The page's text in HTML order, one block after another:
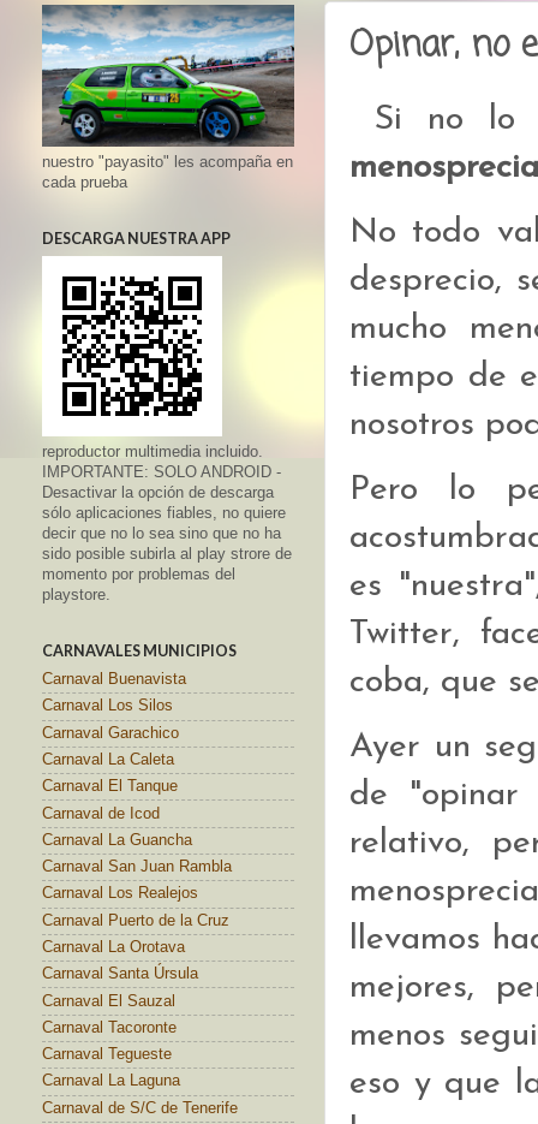
Opinar, no
Si no lo
No todo
desprecio,
mucho
tiempo de
nosotros
Pero lo
es
Twitter,
coba, que
Ayer un
de "opinar
relativo,
llevamos
mejores,
menos
eso y que
nuestro "payasito" les acompaña en
cada prueba
DESCARGA NUESTRA APP
reproductor multimedia incluido.
IMPORTANTE: SOLO ANDROID -
Desactivar la opción de descarga
sólo aplicaciones fiables, no quiere
decir que no lo sea sino que no ha
sido posible subirla al play strore de
momento por problemas del
playstore.
CARNAVALES MUNICIPIOS
Carnaval Buenavista
Carnaval Los Silos
Carnaval Garachico
Carnaval La Caleta
Carnaval El Tanque
Carnaval de Icod
Carnaval La Guancha
Carnaval San Juan Rambla
Carnaval Los Realejos
Carnaval Puerto de la Cruz
Carnaval La Orotava
Carnaval Santa Úrsula
Carnaval El Sauzal
Carnaval Tacoronte
Carnaval Tegueste
Carnaval La Laguna
Carnaval de S/C de Tenerife